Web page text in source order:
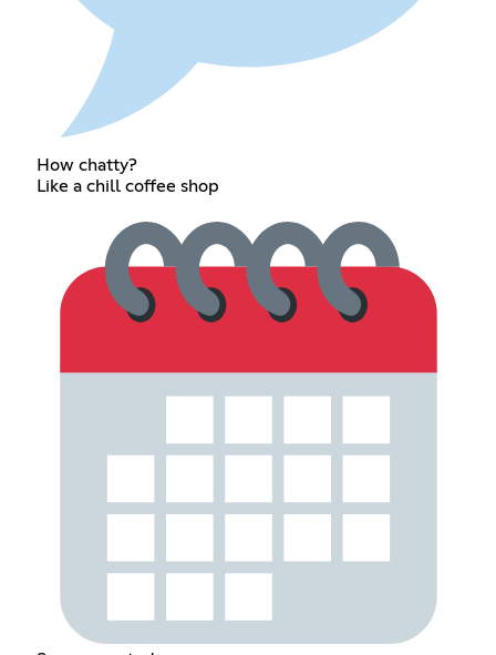
How chatty?
Like a chill coffee shop